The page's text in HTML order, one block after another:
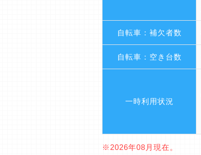
自転車：補欠者数
自転車：空き台数
一時利用状況
※2026年08月現在。